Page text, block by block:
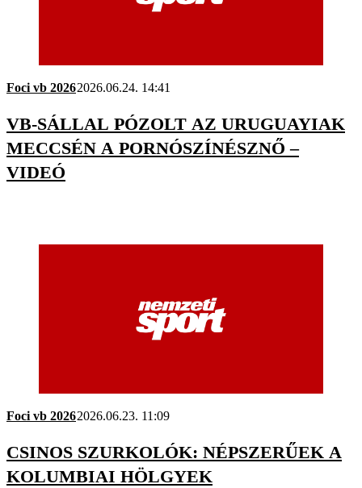
Foci vb 20262026.06.24. 14:41
VB-SÁLLAL PÓZOLT AZ URUGUAYIAK
MECCSÉN A PORNÓSZÍNÉSZNŐ –
VIDEÓ
Foci vb 20262026.06.23. 11:09
CSINOS SZURKOLÓK: NÉPSZERŰEK A
KOLUMBIAI HÖLGYEK